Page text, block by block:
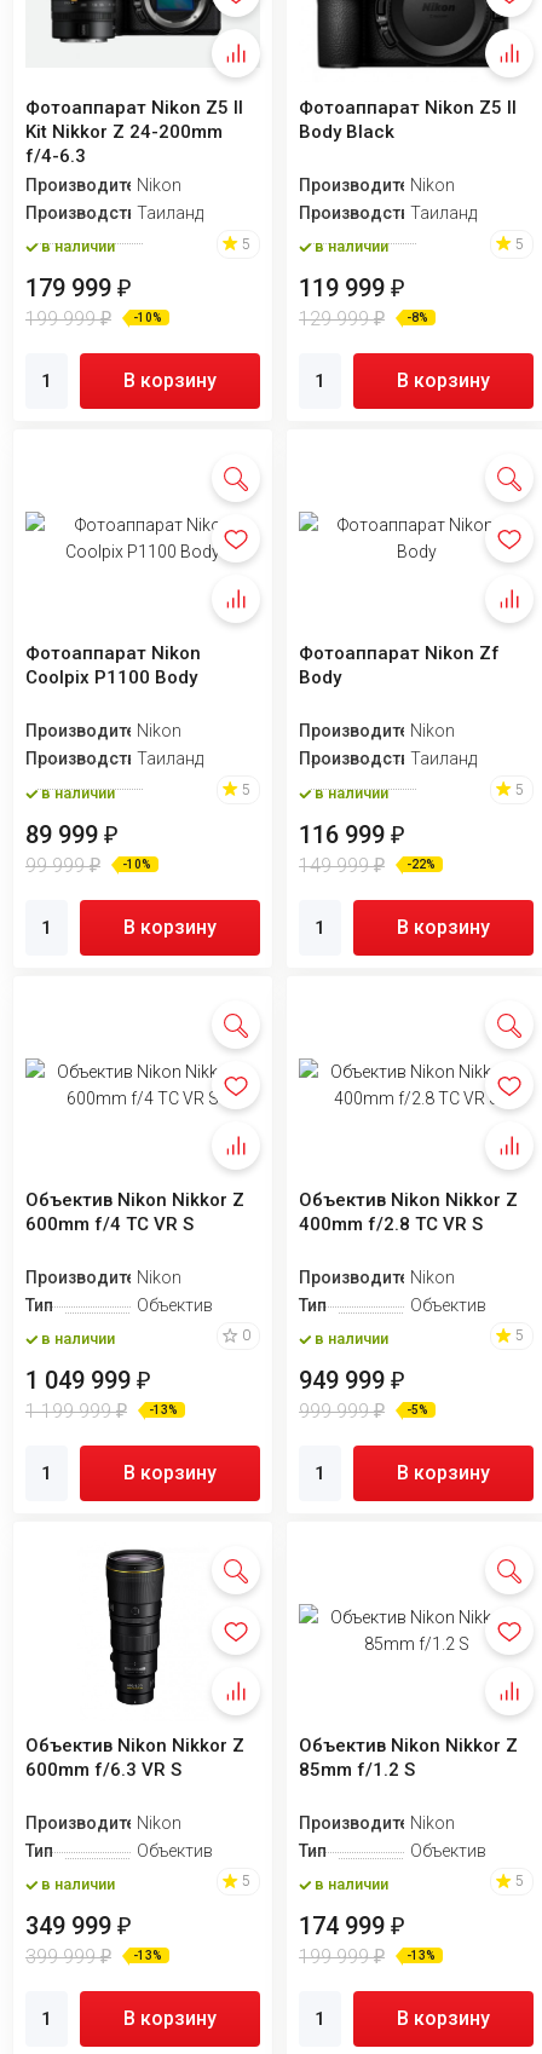
Фотоаппарат Nikon Z5 II
Kit Nikkor Z 24-200mm
f/4-6.3
ПроизводительNikon
ПроизводствоТаиланд
в наличии 5
179 999 ₽
199 999₽ -10%
В корзину
Фотоаппарат Nikon Z5 II
Body Black
ПроизводительNikon
ПроизводствоТаиланд
в наличии 5
119 999₽
129 999₽ -8%
В корзину
Фотоаппарат Nikon
Coolpix P1100 Body
ПроизводительNikon
ПроизводствоТаиланд
в наличии 5
89 999 ₽
99 999₽ -10%
В корзину
Фотоаппарат Nikon Zf
Body
ПроизводительNikon
ПроизводствоТаиланд
в наличии 5
116 999₽
149 999₽ -22%
В корзину
Объектив Nikon Nikkor Z
600mm f/4 TC VR S
ПроизводительNikon
Тип
Объектив
в наличии 0
1 049 999 ₽
1 199 999₽ -13%
В корзину
Объектив Nikon Nikkor Z
400mm f/2.8 TC VR S
ПроизводительNikon
Тип
Объектив
в наличии 5
949 999₽
999 999₽ -5%
В корзину
Объектив Nikon Nikkor Z
600mm f/6.3 VR S
ПроизводительNikon
Тип
Объектив
в наличии 5
349 999 ₽
399 999₽ -13%
В корзину
Объектив Nikon Nikkor Z
85mm f/1.2 S
ПроизводительNikon
Тип
Объектив
в наличии 5
174 999₽
199 999₽ -13%
В корзину